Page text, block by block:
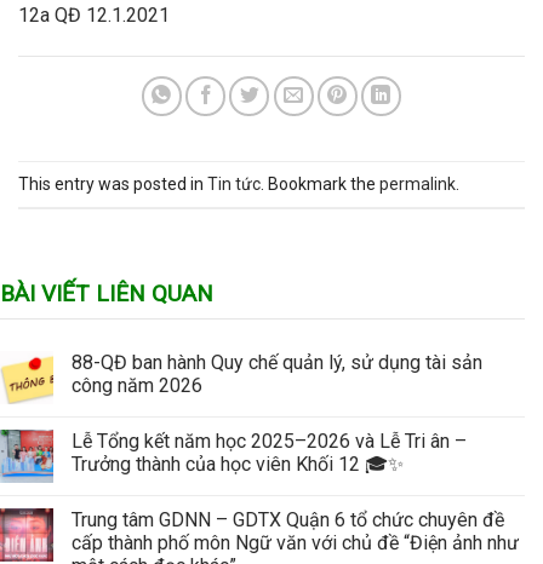
12a QĐ 12.1.2021
This entry was posted in Tin tức . Bookmark the permalink
BÀI VIẾT LIÊN QUAN
88-QĐ ban hành Quy chế quản lý, sử dụng tài sản
công năm 2026
Lễ Tổng kết năm học 2025–2026 và Lễ Tri ân –
Trưởng thành của học viên Khối 12 🎓✨
Trung tâm GDNN – GDTX Quận 6 tổ chức chuyên đề
cấp thành phố môn Ngữ văn với chủ đề “Điện ảnh như